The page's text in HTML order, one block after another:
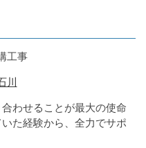
工事
川
わせることが最大の使命
た経験から、全力でサポ